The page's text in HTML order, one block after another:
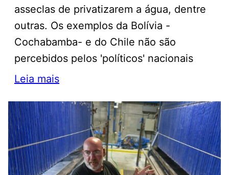
asseclas de privatizarem a água, dentre
outras. Os exemplos da Bolívia -
Cochabamba- e do Chile não são
percebidos pelos 'políticos' nacionais
Leia mais